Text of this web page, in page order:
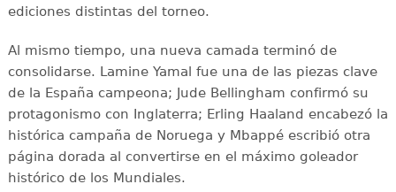
ediciones distintas del torneo.
Al mismo tiempo, una nueva camada terminó de
consolidarse. Lamine Yamal fue una de las piezas clave
de la España campeona; Jude Bellingham confirmó su
protagonismo con Inglaterra; Erling Haaland encabezó la
histórica campaña de Noruega y Mbappé escribió otra
página dorada al convertirse en el máximo goleador
histórico de los Mundiales.